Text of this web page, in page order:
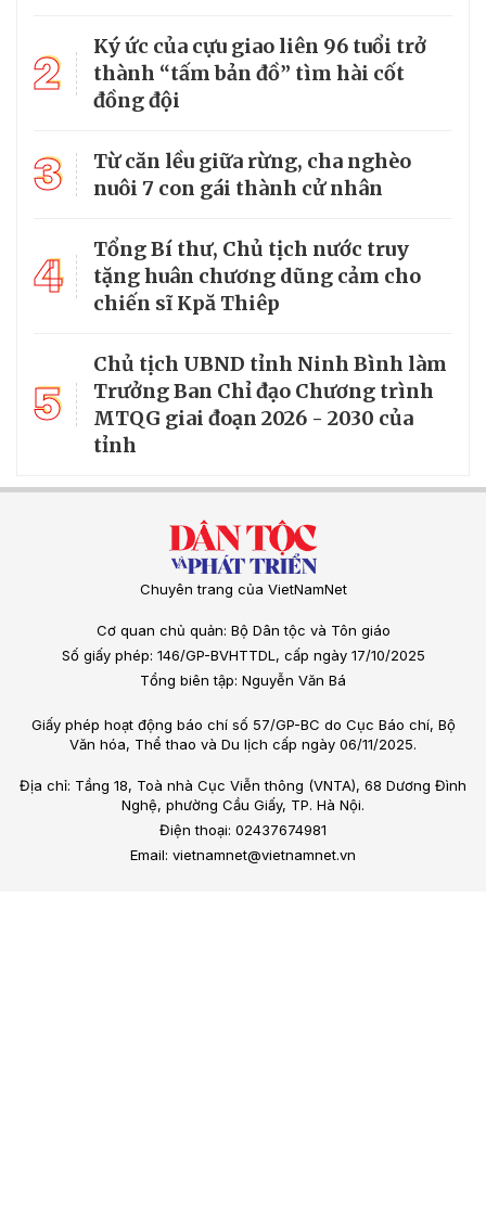
2
Ký ức của cựu giao liên 96 tuổi trở
thành “tấm bản đồ” tìm hài cốt
đồng đội
3
Từ căn lều giữa rừng, cha nghèo
nuôi 7 con gái thành cử nhân
4
Tổng Bí thư, Chủ tịch nước truy
tặng huân chương dũng cảm cho
chiến sĩ Kpă Thiêp
5
Chủ tịch UBND tỉnh Ninh Bình làm
Trưởng Ban Chỉ đạo Chương trình
MTQG giai đoạn 2026 - 2030 của
tỉnh
Chuyên trang của VietNamNet
Cơ quan chủ quản: Bộ Dân tộc và Tôn giáo
Số giấy phép: 146/GP-BVHTTDL, cấp ngày 17/10/2025
Tổng biên tập: Nguyễn Văn Bá
Giấy phép hoạt động báo chí số 57/GP-BC do Cục Báo chí, Bộ
Văn hóa, Thể thao và Du lịch cấp ngày 06/11/2025.
Địa chỉ: Tầng 18, Toà nhà Cục Viễn thông (VNTA), 68 Dương Đình
Nghệ, phường Cầu Giấy, TP. Hà Nội.
Điện thoại: 02437674981
Email: vietnamnet@vietnamnet.vn